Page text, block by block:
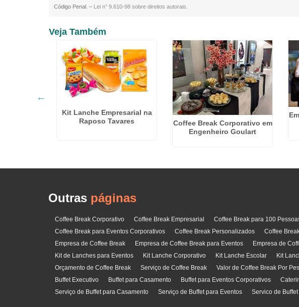
Código Penal. – Lei n° 9.610-98 sobre direitos autorais
Veja Também
Kit Lanche Empresarial na
Raposo Tavares
Coffee Break Corporativo em
Engenheiro Goulart
Outras páginas
Coffee Break Corporativo Coffee Break Empresarial Coffee Break para 100
Coffee Break para Eventos Corporativos
Coffee Break Personalizados Coffee
Empresa de Coffee Break
Empresa de Coffee Break para Eventos Empresa de
Kit de Lanches para Eventos
Kit Lanche Corporativo Kit Lanche Escolar Kit
Orçamento de Coffee Break
Serviço de Coffee Break Valor de Coffee Break Por
Buffet Executivo
Buffet para Casamento Buffet para Eventos Corporativos
Serviço de Buffet para Casamento
Serviço de Buffet para Eventos Servico de